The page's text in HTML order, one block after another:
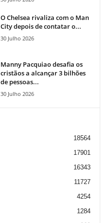
O Chelsea rivaliza com o Man
City depois de contatar o...
30 Julho 2026
Manny Pacquiao desafia os
cristãos a alcançar 3 bilhões
de pessoas...
30 Julho 2026
18564
17901
16343
11727
4254
1284